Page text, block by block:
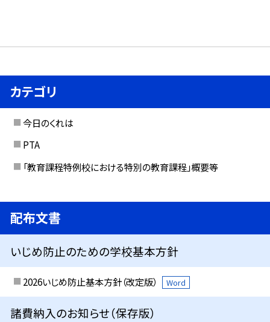
カテゴリ
今日のくれは
PTA
「教育課程特例校における特別の教育課程」概要等
配布文書
いじめ防止のための学校基本方針
2026いじめ防止基本方針（改定版） Word
諸費納入のお知らせ（保存版）